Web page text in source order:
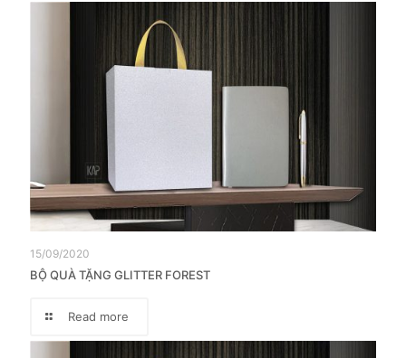
15/09/2020
BỘ QUÀ TẶNG GLITTER FOREST
Read more